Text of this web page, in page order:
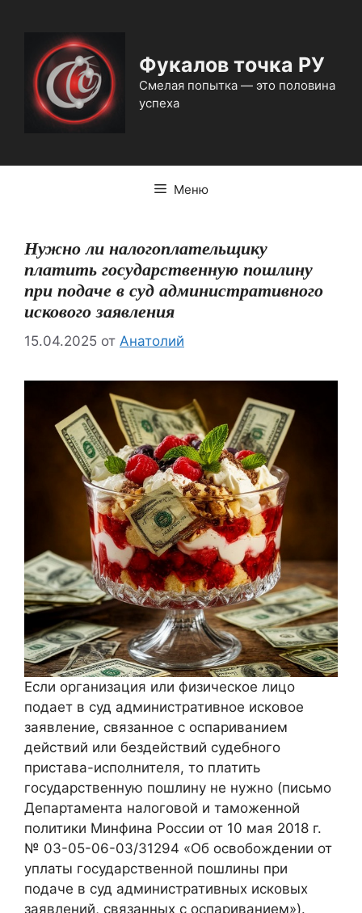
содержимому
Фукалов точка РУ
Смелая попытка — это половина
успеха
Меню
Нужно ли налогоплательщику
платить государственную пошлину
при подаче в суд административного
искового заявления
15.04.2025 от Анатолий
Если организация или физическое лицо
подает в суд административное исковое
заявление, связанное с оспариванием
действий или бездействий судебного
пристава-исполнителя, то платить
государственную пошлину не нужно (письмо
Департамента налоговой и таможенной
политики Минфина России от 10 мая 2018 г.
№ 03-05-06-03/31294 «Об освобождении от
уплаты государственной пошлины при
подаче в суд административных исковых
заявлений, связанных с оспариванием»).